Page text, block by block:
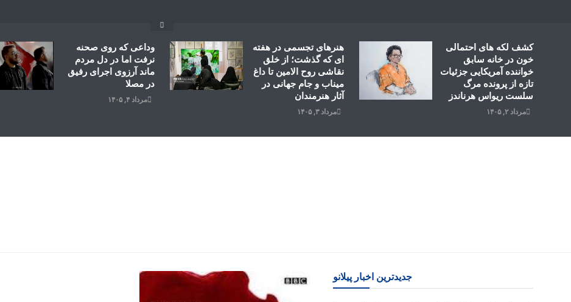
وداعی که روی صحنه
نرفت اما در دل مردم
ماند آرزوی اجرای رفیق
در مصلا
مرداد ۴, ۱۴۰۵
هنرهای تجسمی در هفته
ای که گذشت؛ از خلق
نقاشی روح الامین تا داغ
میناب و جام جهانی در
آثار هنرمندان
مرداد ۳, ۱۴۰۵
کشف لکه های احتمالی
خون در خانه سابق
خواننده آمریکایی جزئیات
تازه از پرونده مرگ
سلست ریواس هرناندز
مرداد ۲, ۱۴۰۵
جدیدترین اخبار پیلانو